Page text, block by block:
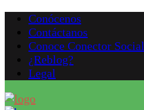
Conócenos
Contáctanos
Conoce Conector Social
¿Reblog?
Legal